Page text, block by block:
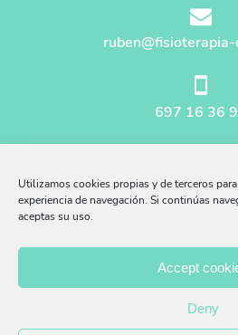
Utilizamos cookies propias y de terceros
experiencia de navegación. Si continúas
aceptas su uso.
Accept
Deny
ruben@fisioterapia-
697 16 36
Aviso
Política
Política